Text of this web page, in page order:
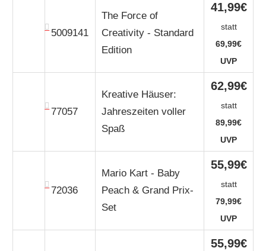
5009141
The Force of
Creativity - Standard
Edition
41,99€
statt
69,99€
UVP
77057
Kreative Häuser:
Jahreszeiten voller
Spaß
62,99€
statt
89,99€
UVP
72036
Mario Kart - Baby
Peach & Grand Prix-
Set
55,99€
statt
79,99€
UVP
55,99€